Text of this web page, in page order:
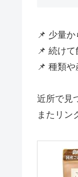
📌 少量
📌 続け
📌 種類
近所で見
またリン